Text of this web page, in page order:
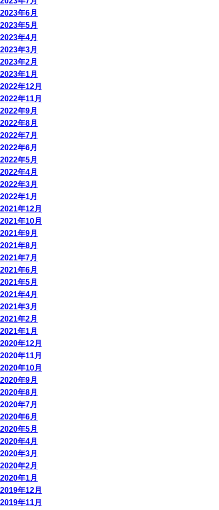
2023年6月
2023年5月
2023年4月
2023年3月
2023年2月
2023年1月
2022年12月
2022年11月
2022年9月
2022年8月
2022年7月
2022年6月
2022年5月
2022年4月
2022年3月
2022年1月
2021年12月
2021年10月
2021年9月
2021年8月
2021年7月
2021年6月
2021年5月
2021年4月
2021年3月
2021年2月
2021年1月
2020年12月
2020年11月
2020年10月
2020年9月
2020年8月
2020年7月
2020年6月
2020年5月
2020年4月
2020年3月
2020年2月
2020年1月
2019年12月
2019年11月